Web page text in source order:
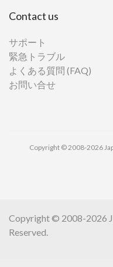
Contact us
サポート
緊急トラブル
よくある質問 (FAQ)
お問い合せ
Copyright © 2008-2026
Copyright © 2008-2026
Reserved.